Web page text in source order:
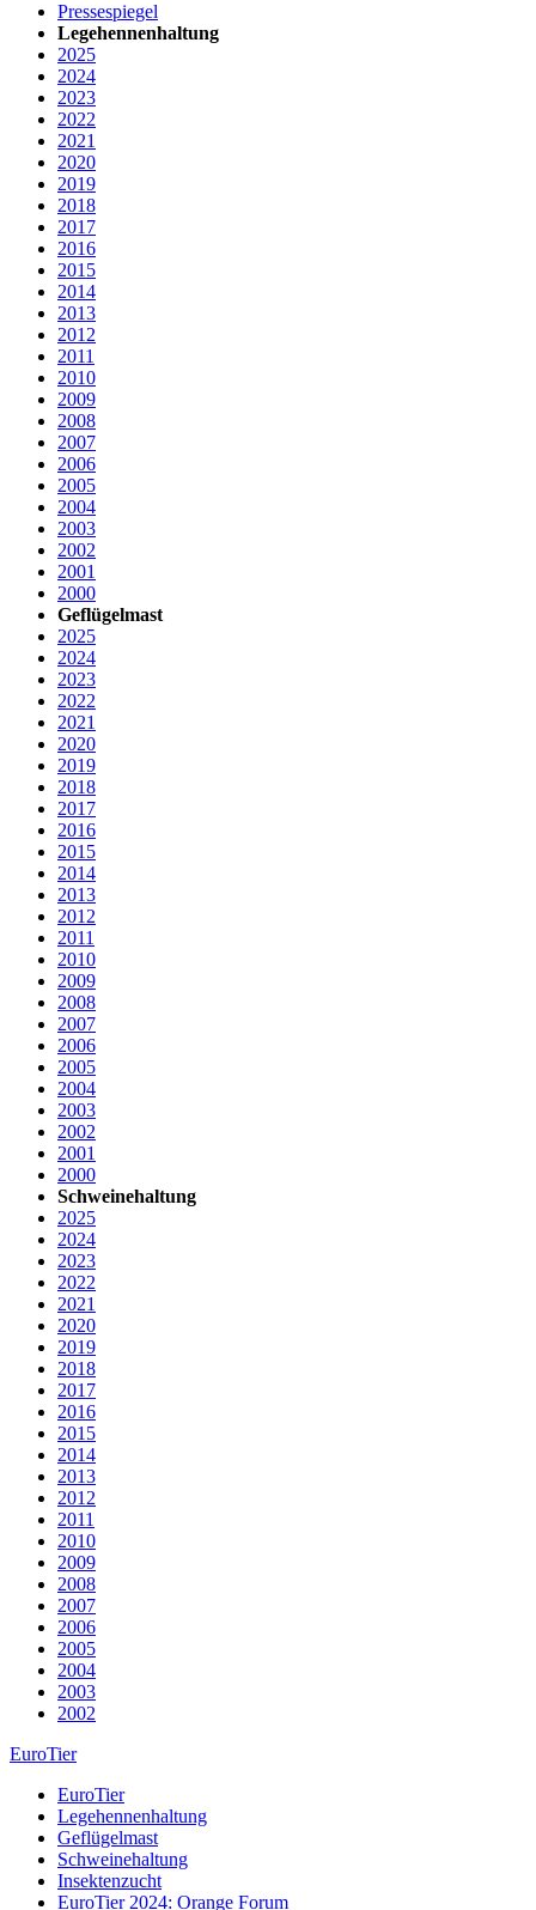
Pressespiegel
Legehennenhaltung
2025
2024
2023
2022
2021
2020
2019
2018
2017
2016
2015
2014
2013
2012
2011
2010
2009
2008
2007
2006
2005
2004
2003
2002
2001
2000
Geflügelmast
2025
2024
2023
2022
2021
2020
2019
2018
2017
2016
2015
2014
2013
2012
2011
2010
2009
2008
2007
2006
2005
2004
2003
2002
2001
2000
Schweinehaltung
2025
2024
2023
2022
2021
2020
2019
2018
2017
2016
2015
2014
2013
2012
2011
2010
2009
2008
2007
2006
2005
2004
2003
2002
EuroTier
EuroTier
Legehennenhaltung
Geflügelmast
Schweinehaltung
Insektenzucht
EuroTier 2024: Orange Forum